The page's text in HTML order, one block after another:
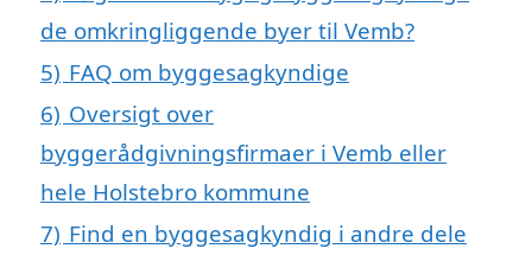
de omkringliggende byer til Vemb?
5) FAQ om byggesagkyndige
6) Oversigt over
byggerådgivningsfirmaer i Vemb eller
hele Holstebro kommune
7) Find en byggesagkyndig i andre dele